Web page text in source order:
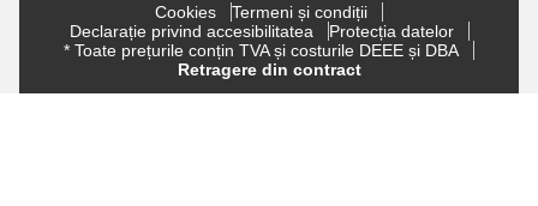
Cookies
Termeni și condiții
Declarație privind accesibilitatea
Protecția datelor
* Toate prețurile conțin TVA și costurile DEEE și DBA
Retragere din contract